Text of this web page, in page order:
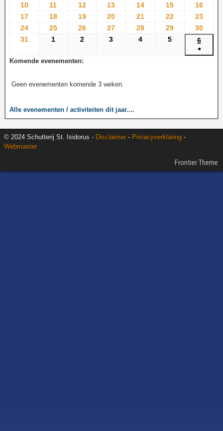
10
11 12 13 14 15
16
17
18 19 20 21 22
23
24
25 26 27 28 29
30
31
1 2 3 4 5 6
●
Komende evenementen:
Geen evenementen komende 3 weken.
Alle evenementen / activiteiten dit jaar....
© 2024 Schutterij St. Isidorus - Disclaimer - Privacyverklaring -
Webmaster
Frontier Theme